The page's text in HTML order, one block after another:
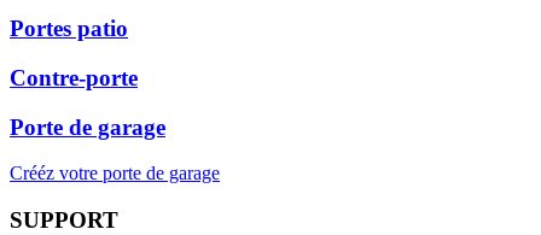
Portes patio
Contre-porte
Porte de garage
Crééz votre porte de garage
SUPPORT